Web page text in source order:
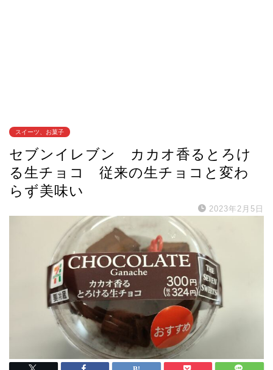
スイーツ、お菓子
セブンイレブン カカオ香るとろけ
る生チョコ 従来の生チョコと変わ
らず美味い
2023年2月5日